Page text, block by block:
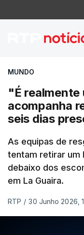
"É
MUNDO
"É realmente
acompanha
seis dias
As equipas de
tentam retirar um
debaixo dos
em La Guaira.
RTP / 30 Junho 2026,